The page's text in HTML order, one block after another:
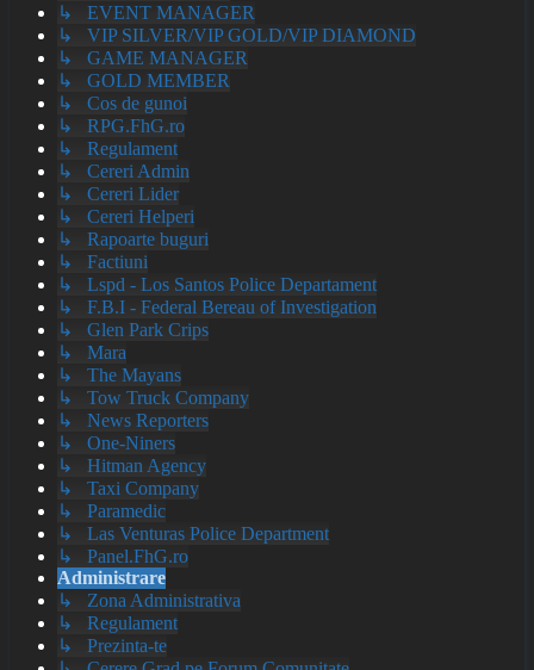
↳ EVENT MANAGER
↳ VIP SILVER/VIP GOLD/VIP DIAMOND
↳ GAME MANAGER
↳ GOLD MEMBER
↳ Cos de gunoi
↳ RPG.FhG.ro
↳ Regulament
↳ Cereri Admin
↳ Cereri Lider
↳ Cereri Helperi
↳ Rapoarte buguri
↳ Factiuni
↳ Lspd - Los Santos Police Departament
↳ F.B.I - Federal Bereau of Investigation
↳ Glen Park Crips
↳ Mara
↳ The Mayans
↳ Tow Truck Company
↳ News Reporters
↳ One-Niners
↳ Hitman Agency
↳ Taxi Company
↳ Paramedic
↳ Las Venturas Police Department
↳ Panel.FhG.ro
Administrare
↳ Zona Administrativa
↳ Regulament
↳ Prezinta-te